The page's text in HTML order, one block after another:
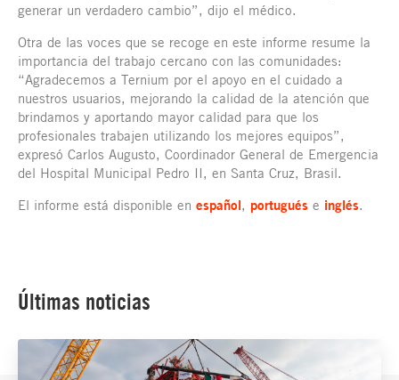
generar un verdadero cambio”, dijo el médico.
Otra de las voces que se recoge en este informe resume la
importancia del trabajo cercano con las comunidades:
“Agradecemos a Ternium por el apoyo en el cuidado a
nuestros usuarios, mejorando la calidad de la atención que
brindamos y aportando mayor calidad para que los
profesionales trabajen utilizando los mejores equipos”,
expresó Carlos Augusto, Coordinador General de Emergencia
del Hospital Municipal Pedro II, en Santa Cruz, Brasil.
El informe está disponible en español, portugués e inglés.
Últimas noticias